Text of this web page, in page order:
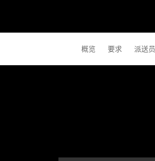
概览 要求 派送员